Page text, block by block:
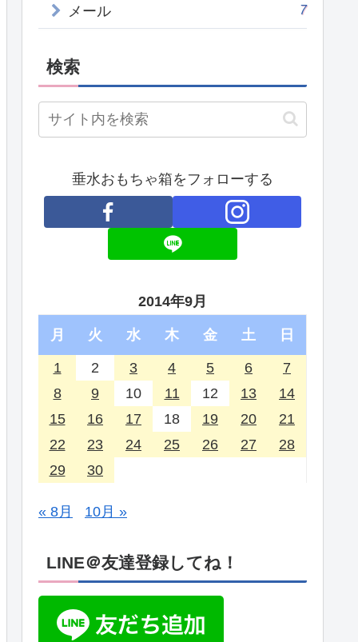
メール 7
検索
垂水おもちゃ箱をフォローする
2014年9月
月 火 水 木 金 土 日
1 2 3 4 5 6
7
8
9 10 11 12 13
14
15
16 17 18 19 20
21
22
23 24 25 26 27
28
29
30
« 8月 10月 »
LINE＠友達登録してね！